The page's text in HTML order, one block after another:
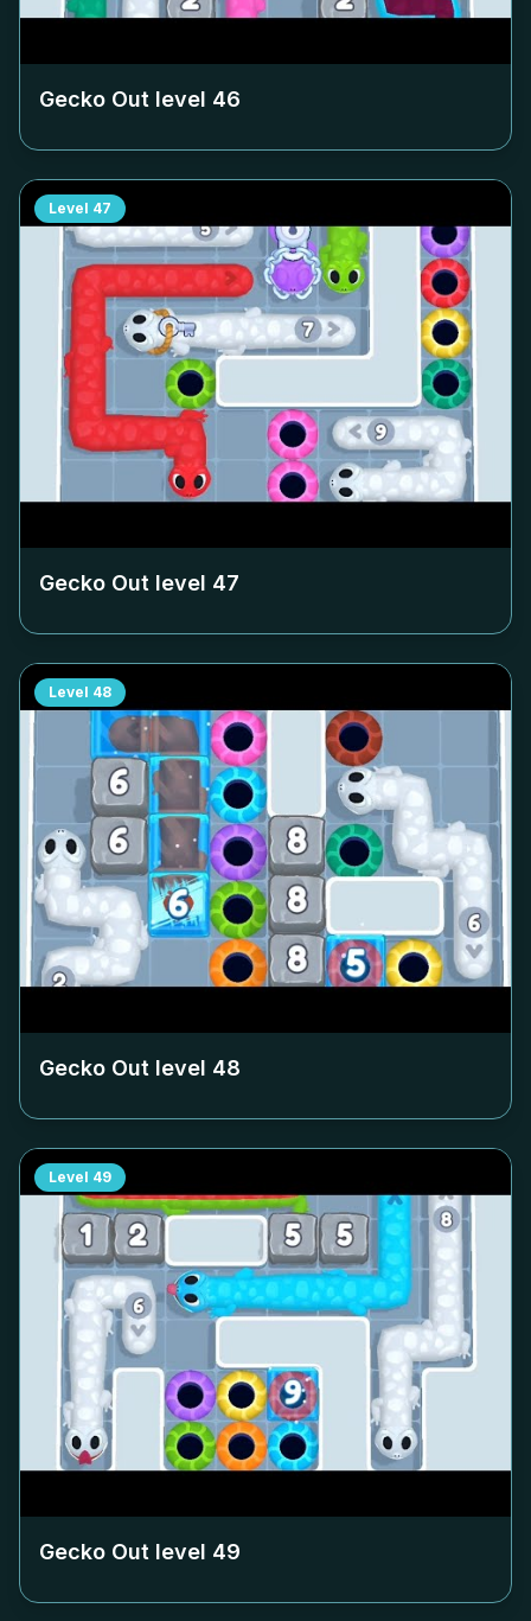
Gecko Out level 46
Level 47
Gecko Out level 47
Level 48
Gecko Out level 48
Level 49
Gecko Out level 49